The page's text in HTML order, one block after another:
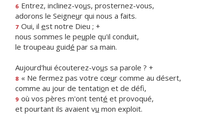
6 Entrez, inclinez-vous, prosternez-vous,
adorons le Seigneur qui nous a faits.
7 Oui, il est notre Dieu ; +
nous sommes le peuple qu'il conduit,
le troupeau guidé par sa main.
Aujourd'hui écouterez-vous sa parole ? +
8 « Ne fermez pas votre cœur comme au désert,
comme au jour de tentation et de défi,
9 où vos pères m'ont tenté et provoqué,
et pourtant ils avaient vu mon exploit.